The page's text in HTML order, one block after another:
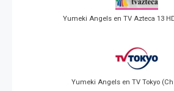
Yumeki Angels en TV Azteca 13
Yumeki Angels en TV Tokyo